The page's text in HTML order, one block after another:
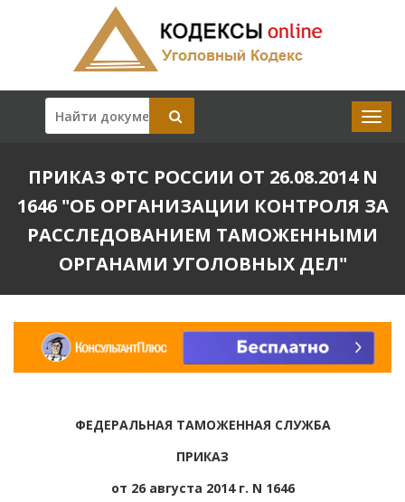
ПРИКАЗ ФТС РОССИИ ОТ 26.08.2014 N
1646 "ОБ ОРГАНИЗАЦИИ КОНТРОЛЯ ЗА
РАССЛЕДОВАНИЕМ ТАМОЖЕННЫМИ
ОРГАНАМИ УГОЛОВНЫХ ДЕЛ"
ФЕДЕРАЛЬНАЯ ТАМОЖЕННАЯ СЛУЖБА
ПРИКАЗ
от 26 августа 2014 г. N 1646